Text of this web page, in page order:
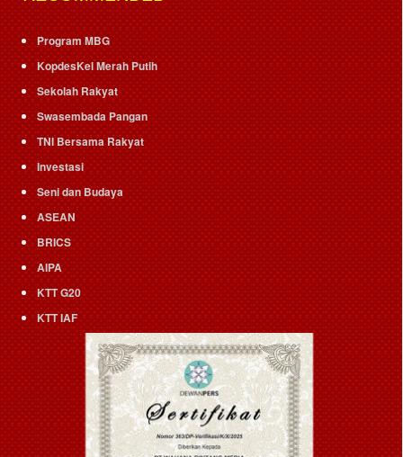
Program MBG
KopdesKel Merah Putih
Sekolah Rakyat
Swasembada Pangan
TNI Bersama Rakyat
Investasi
Seni dan Budaya
ASEAN
BRICS
AIPA
KTT G20
KTT IAF